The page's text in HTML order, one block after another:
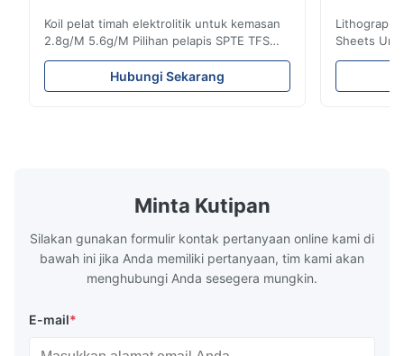
Koil pelat timah elektrolitik untuk kemasan
2.8g/M 5.6g/M Pilihan pelapis SPTE TFS
Koil pelat timah elektrolitik untuk kemasan -
2,8/2,8 & 5,6/5,6 g/m Opsi pelapis SPTE
TFS Elektrolitik Tin Plate (ETP) merupakan
Hubungi Sekarang
Sheets
660mm
premium
Minta Kutipan
Silakan gunakan formulir kontak pertanyaan online kami di
bawah ini jika Anda memiliki pertanyaan, tim kami akan
menghubungi Anda sesegera mungkin.
E-mail*